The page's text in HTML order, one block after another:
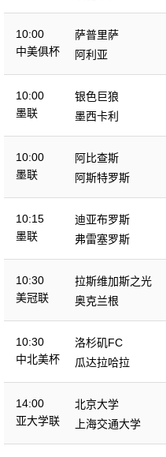
10:00
中美俱杯
萨普里萨
阿利亚
10:00
墨联
银色巨狼
墨西卡利
10:00
墨联
阿比查斯
阿斯特罗斯
10:15
墨联
迪亚布罗斯
弗雷塞罗斯
10:30
美冠联
拉斯维加斯之光
奥克兰根
10:30
中北美杯
洛杉矶FC
瓜达拉哈拉
14:00
亚大学联
北京大学
上海交通大学